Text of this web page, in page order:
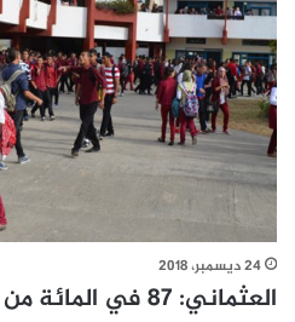
24 ديسمبر، 2018
العثماني: 87 في